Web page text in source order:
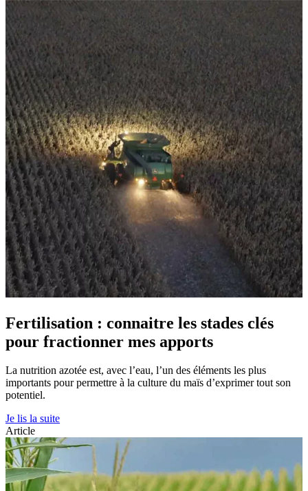
Fertilisation : connaitre les stades clés
pour fractionner mes apports
La nutrition azotée est, avec l’eau, l’un des éléments les plus
importants pour permettre à la culture du maïs d’exprimer tout son
potentiel.
Je lis la suite
Article